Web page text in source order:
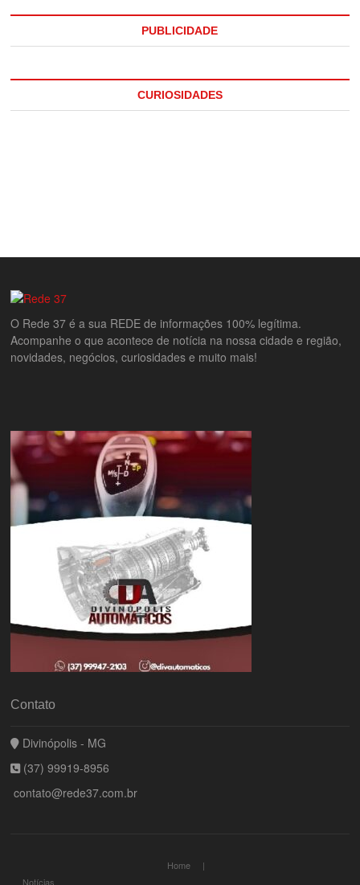
PUBLICIDADE
CURIOSIDADES
O Rede 37 é a sua REDE de informações 100% legítima.
Acompanhe o que acontece de notícia na nossa cidade e região,
novidades, negócios, curiosidades e muito mais!
Contato
Divinópolis - MG
(37) 99919-8956
contato@rede37.com.br
Home
Notícias